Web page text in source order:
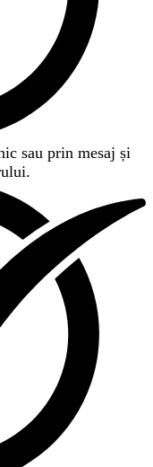
sau prin mesaj și